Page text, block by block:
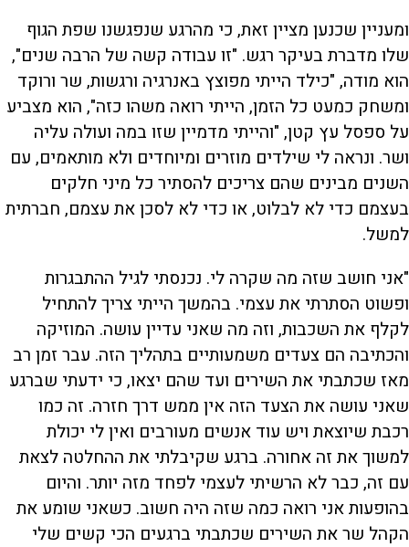
ומעניין שכנען מציין זאת, כי מהרגע שנפגשנו שפת הגוף
שלו מדברת בעיקר רגש. "זו עבודה קשה של הרבה שנים",
הוא מודה, "כילד הייתי מפוצץ באנרגיה ורגשות, שר ורוקד
ומשחק כמעט כל הזמן, הייתי רואה משהו כזה", הוא מצביע
על ספסל עץ קטן, "והייתי מדמיין שזו במה ועולה עליה
ושר. ונראה לי שילדים מוזרים ומיוחדים ולא מותאמים, עם
השנים מבינים שהם צריכים להסתיר כל מיני חלקים
בעצמם כדי לא לבלוט, או כדי לא לסכן את עצמם, חברתית
למשל.
"אני חושב שזה מה שקרה לי. נכנסתי לגיל ההתבגרות
ופשוט הסתרתי את עצמי. בהמשך הייתי צריך להתחיל
לקלף את השכבות, וזה מה שאני עדיין עושה. המוזיקה
והכתיבה הם צעדים משמעותיים בתהליך הזה. עבר זמן רב
מאז שכתבתי את השירים ועד שהם יצאו, כי ידעתי שברגע
שאני עושה את הצעד הזה אין ממש דרך חזרה. זה כמו
רכבת שיוצאת ויש עוד אנשים מעורבים ואין לי יכולת
למשוך את זה אחורה. ברגע שקיבלתי את ההחלטה לצאת
עם זה, כבר לא הרשיתי לעצמי לפחד מזה יותר. והיום
בהופעות אני רואה כמה שזה היה חשוב. כשאני שומע את
הקהל שר את השירים שכתבתי ברגעים הכי קשים שלי